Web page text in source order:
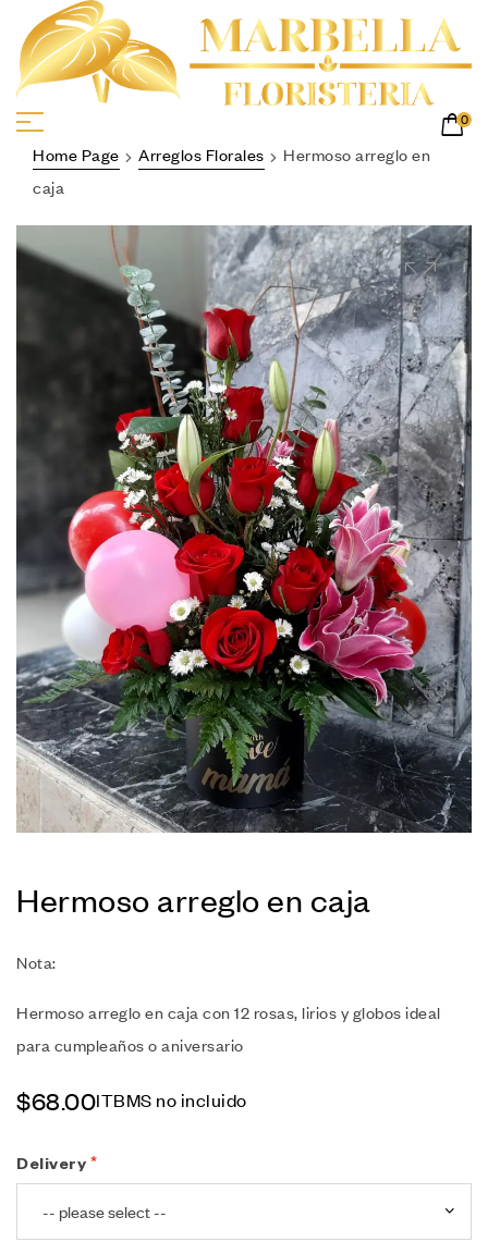
0
Home Page Arreglos Florales
Hermoso arreglo en
caja
Hermoso arreglo en caja
Nota:
Hermoso arreglo en caja con 12 rosas, lirios y globos ideal
para cumpleaños o aniversario
$68.00ITBMS no incluido
Delivery